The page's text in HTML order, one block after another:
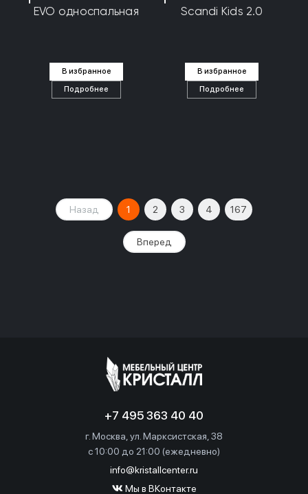
EVO односпальная
В избранное
Подробнее
Scandi Kids 2.0
В избранное
Подробнее
Назад 1 2 3 4 167
Вперед
+7 495 363 40 40
г. Москва, ул. Марксистская, 38
c 10:00 до 21:00 (ежедневно)
info@kristallcenter.ru
Мы в ВКонтакте